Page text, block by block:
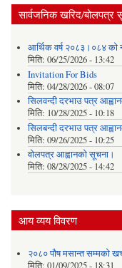
सार्वजनिक खरिद/बोलपत्र
आर्थिक वर्ष २०८३।०८४ को
मिति: 06/25/2026 - 13:42
Invitation For Bids
मिति: 04/28/2026 - 08:07
सिलवन्दी दरभाउ पत्र
मिति: 10/28/2025 - 10:18
सिलबन्दी दरभाउ पत्र
मिति: 09/26/2025 - 10:25
वोलपत्र आह्वानको सूचना।
मिति: 08/28/2025 - 14:42
आय व्यय विवरण
२०८० पौष मसान्त सम्मको
मिति: 01/09/2025 - 18:31